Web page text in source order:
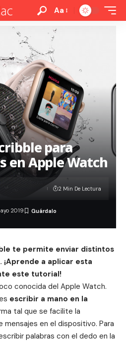
Aa
para
en Apple Watch
2019
2 Min De Lectura
te permite enviar distintos
¡Aprende a aplicar esta
este tutorial!
conocida del Apple Watch.
escribir a mano en la
tal que se facilite la
mensajes en el dispositivo. Para
palabras con el dedo en la